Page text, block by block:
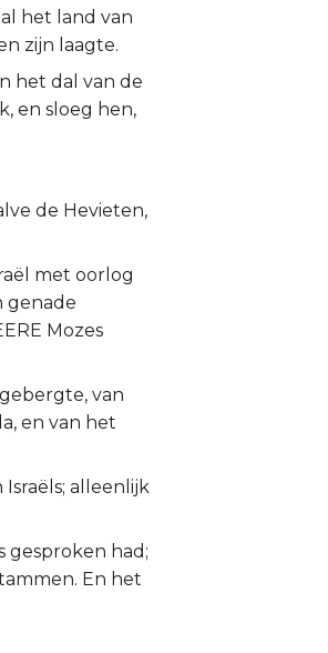
het land van
zijn laagte.
het dal van de
en sloeg hen,
de Hevieten,
met oorlog
genade
Mozes
van
en van het
alleenlijk
gesproken had;
En het